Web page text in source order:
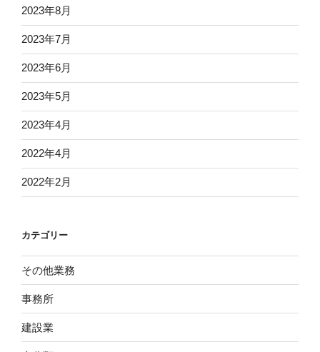
2023年8月
2023年7月
2023年6月
2023年5月
2023年4月
2022年4月
2022年2月
カテゴリー
その他業務
事務所
建設業